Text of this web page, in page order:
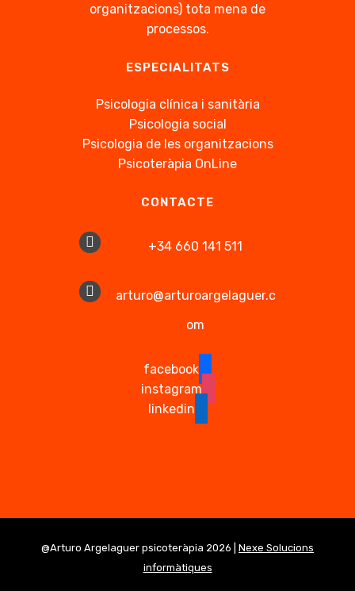
organitzacions) tota mena de
processos.
ESPECIALITATS
Psicologia clínica i sanitària
Psicologia social
Psicologia de les organitzacions
Psicoteràpia OnLine
CONTACTE
+34 660 141 511
arturo@arturoargelaguer.c
om
facebook
instagram
linkedin
@Arturo Argelaguer psicoteràpia 2026 | Nexe Solucions
informàtiques